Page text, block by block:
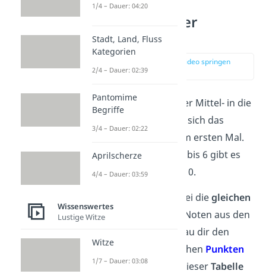
Benotung in der
Oberstufe
zur Stelle im Video springen
(02:06)
Beim Übergang von der Mittel- in die
verwandelt sich das
zum ersten Mal.
Statt denNoten
von 1 bis 6 gibt es
nunPunkte von 15 bis 0.
Die Punkte haben dabei diegleichen
Bedeutungen
wie die Noten aus den
früheren Klassen. Schau dir den
Zusammenhang
zwischen Punkten
und
Noteneinmal in dieserTabelle
1/4 – Dauer: 04:20
Stadt, Land, Fluss
Kategorien
2/4 – Dauer: 02:39
Pantomime
Begriffe
3/4 – Dauer: 02:22
Aprilscherze
4/4 – Dauer: 03:59
Wissenswertes
Lustige Witze
Witze
1/7 – Dauer: 03:08